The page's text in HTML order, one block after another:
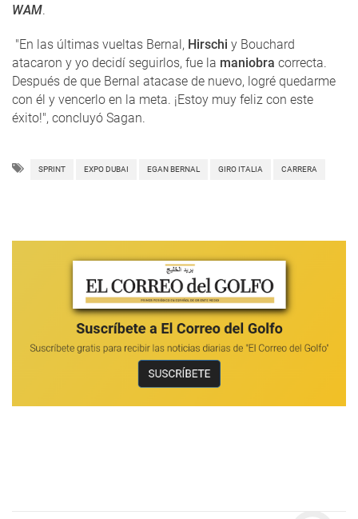
WAM.
"En las últimas vueltas Bernal, Hirschi y Bouchard
atacaron y yo decidí seguirlos, fue la maniobra correcta.
Después de que Bernal atacase de nuevo, logré quedarme
con él y vencerlo en la meta. ¡Estoy muy feliz con este
éxito!", concluyó Sagan.
SPRINT EXPO DUBAI EGAN BERNAL GIRO ITALIA CARRERA